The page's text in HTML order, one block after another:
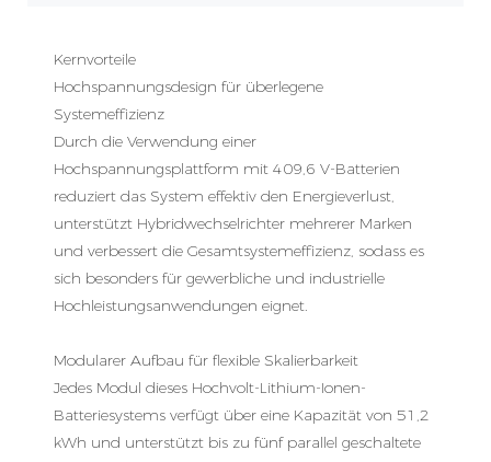
Kernvorteile
Hochspannungsdesign für überlegene
Systemeffizienz
Durch die Verwendung einer
Hochspannungsplattform mit 409,6 V-Batterien
reduziert das System effektiv den Energieverlust,
unterstützt Hybridwechselrichter mehrerer Marken
und verbessert die Gesamtsystemeffizienz, sodass es
sich besonders für gewerbliche und industrielle
Hochleistungsanwendungen eignet.
Modularer Aufbau für flexible Skalierbarkeit
Jedes Modul dieses Hochvolt-Lithium-Ionen-
Batteriesystems verfügt über eine Kapazität von 51,2
kWh und unterstützt bis zu fünf parallel geschaltete